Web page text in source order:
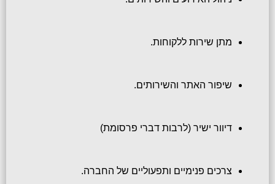
מתן שירות ללקוחות.
שיפור האתר והשירותים.
דיוור ישיר (לרבות דברי פרסומת)
צרכים פנימיים ותפעוליים של החברה.